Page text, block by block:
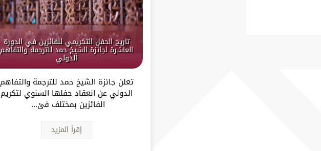
تاريخ الحفل التكريمي للفائزين في الدورة
العاشرة لجائزة الشيخ حمد للترجمة والتفاهم
الدولي
تعلن جائزة الشيخ حمد للترجمة والتفاهم
الدولي عن انعقاد حفلها السنوي لتكريم
الفائزين بمختلف فئ...
إقرأ المزيد